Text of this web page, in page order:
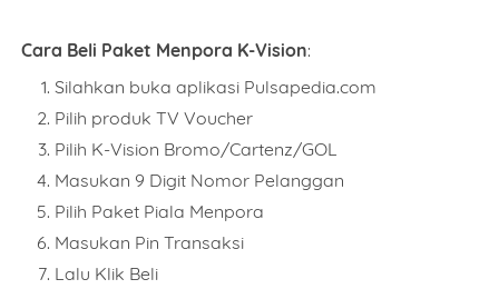
Cara Beli Paket Menpora K-Vision:
Silahkan buka aplikasi Pulsapedia.com
Pilih produk TV Voucher
Pilih K-Vision Bromo/Cartenz/GOL
Masukan 9 Digit Nomor Pelanggan
Pilih Paket Piala Menpora
Masukan Pin Transaksi
Lalu Klik Beli
Item Choices
Total
Date